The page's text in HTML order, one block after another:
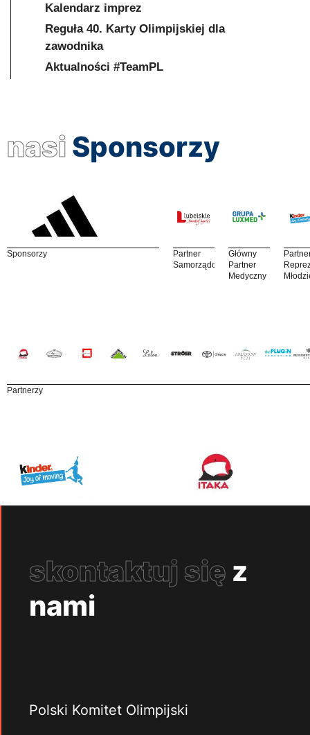
Kalendarz imprez
Reguła 40. Karty Olimpijskiej dla
zawodnika
Aktualności #TeamPL
nasi Sponsorzy
Sponsorzy
Partner
Samorządowy
Główny
Partner
Medyczny
Partnerzy
skontaktuj się z
nami
Polski Komitet Olimpijski